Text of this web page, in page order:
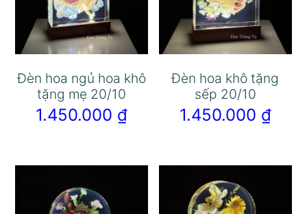
Đèn hoa ngủ hoa khô
tặng mẹ 20/10
1.450.000 ₫
Đèn hoa khô tặng
sếp 20/10
1.450.000 ₫